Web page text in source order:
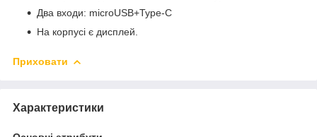
Два входи: microUSB+Type-C
На корпусі є дисплей.
Приховати
Характеристики